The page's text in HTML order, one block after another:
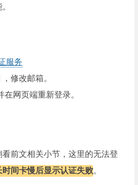
服务
，修改邮箱。
网页端重新登录。
前文相关小节，这里的无法登
间卡慢后显示认证失败。